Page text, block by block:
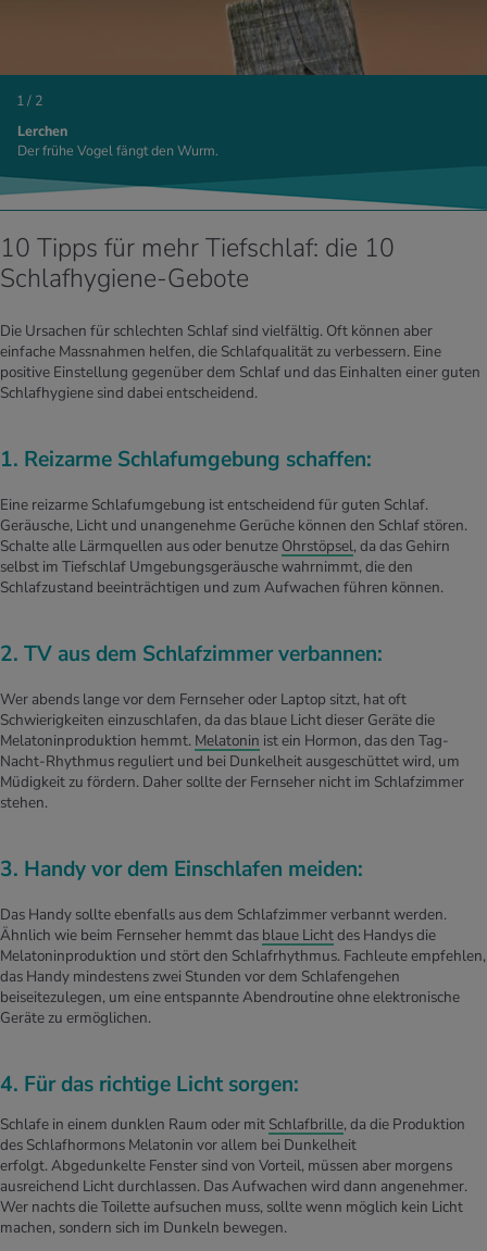
1 / 2
Lerchen
Der frühe Vogel fängt den Wurm.
10 Tipps für mehr Tiefschlaf: die 10
Schlafhygiene-Gebote
Die Ursachen für schlechten Schlaf sind vielfältig. Oft können aber
einfache Massnahmen helfen, die Schlafqualität zu verbessern. Eine
positive Einstellung gegenüber dem Schlaf und das Einhalten einer guten
Schlafhygiene sind dabei entscheidend.
1. Reizarme Schlafumgebung schaffen:
Eine reizarme Schlafumgebung ist entscheidend für guten Schlaf.
Geräusche, Licht und unangenehme Gerüche können den Schlaf stören.
Schalte alle Lärmquellen aus oder benutze Ohrstöpsel, da das Gehirn
selbst im Tiefschlaf Umgebungsgeräusche wahrnimmt, die den
Schlafzustand beeinträchtigen und zum Aufwachen führen können.
2. TV aus dem Schlafzimmer verbannen:
Wer abends lange vor dem Fernseher oder Laptop sitzt, hat oft
Schwierigkeiten einzuschlafen, da das blaue Licht dieser Geräte die
Melatoninproduktion hemmt. Melatonin ist ein Hormon, das den Tag-
Nacht-Rhythmus reguliert und bei Dunkelheit ausgeschüttet wird, um
Müdigkeit zu fördern. Daher sollte der Fernseher nicht im Schlafzimmer
stehen.
3. Handy vor dem Einschlafen meiden:
Das Handy sollte ebenfalls aus dem Schlafzimmer verbannt werden.
Ähnlich wie beim Fernseher hemmt das blaue Lichtdes Handys die
Melatoninproduktion und stört den Schlafrhythmus. Fachleute empfehlen,
das Handy mindestens zwei Stunden vor dem Schlafengehen
beiseitezulegen, um eine entspannte Abendroutine ohne elektronische
Geräte zu ermöglichen.
4. Für das richtige Licht sorgen:
Schlafe in einem dunklen Raum oder mit Schlafbrille, da die Produktion
des Schlafhormons Melatonin vor allem bei Dunkelheit
erfolgt. Abgedunkelte Fenster sind von Vorteil, müssen aber morgens
ausreichend Licht durchlassen. Das Aufwachen wird dann angenehmer.
Wer nachts die Toilette aufsuchen muss, sollte wenn möglich kein Licht
machen, sondern sich im Dunkeln bewegen.